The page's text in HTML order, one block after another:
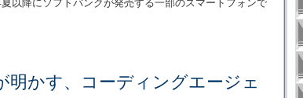
以降にソフトバンクが発売する一部のスマートフォンで
明かす、コーディングエージェ